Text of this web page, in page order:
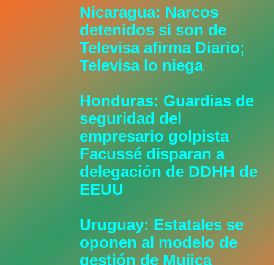
Nicaragua: Narcos
detenidos si son de
Televisa afirma Diario;
Televisa lo niega
Honduras: Guardias de
seguridad del
empresario golpista
Facussé disparan a
delegación de DDHH de
EEUU
Uruguay: Estatales se
oponen al modelo de
gestión de Mujica